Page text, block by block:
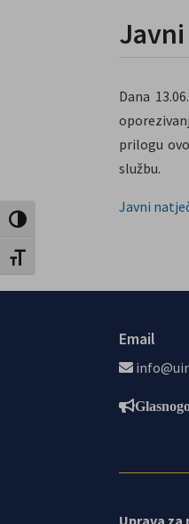
Uključi / isključi visoki kontrast
Uključi / isključi veličinu fonta
Dana
prilogu
službu.
Javni
Email